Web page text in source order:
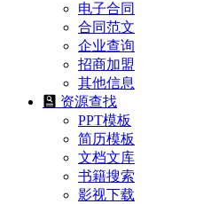
电子合同
合同范文
企业查询
招商加盟
其他信息
资源查找
PPT模板
简历模板
文档文库
书籍搜索
影视下载